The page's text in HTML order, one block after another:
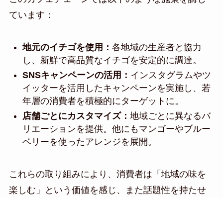
ています：
地元のイチゴを使用： 各地域の生産者と協力
し、新鮮で高品質なイチゴを安定的に調達。
SNSキャンペーンの活用： インスタグラムやツ
イッターを活用したキャンペーンを実施し、若
年層の消費者を積極的にターゲットに。
店舗ごとにカスタマイズ： 地域ごとに異なるバ
リエーションを提供。他にもマンゴーやブルー
ベリーを使ったアレンジを展開。
これらの取り組みにより、消費者は「地域の味を
楽しむ」という価値を感じ、また話題性を持たせ